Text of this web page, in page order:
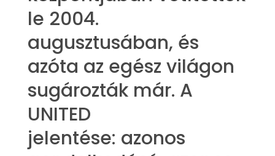
le 2004.
augusztusában, és
azóta az egész világon
sugározták már. A
UNITED
jelentése: azonos